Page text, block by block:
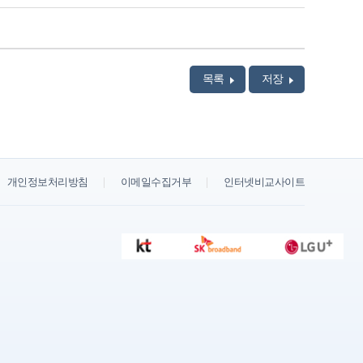
목록 저장
개인정보처리방침 이메일수집거부 인터넷비교사이트